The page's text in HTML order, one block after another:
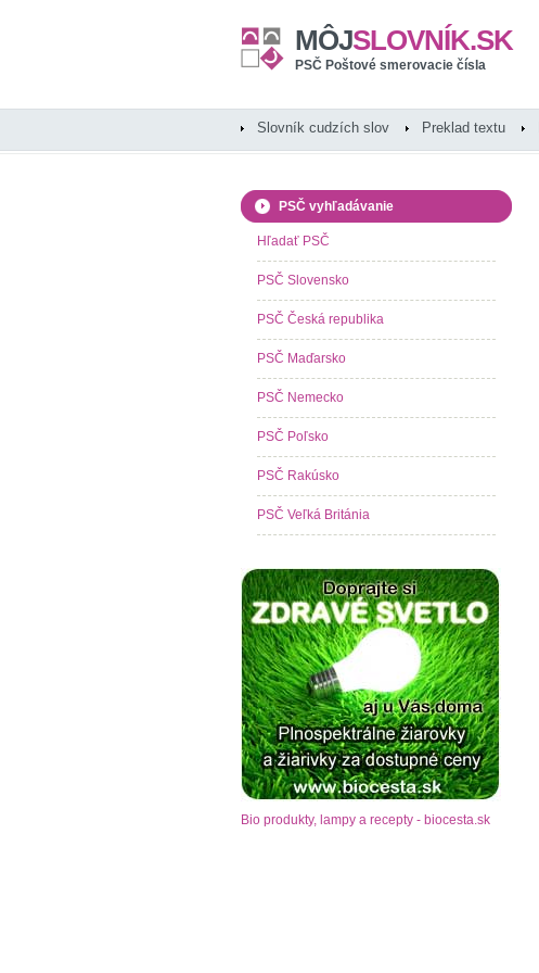
MÔJSLOVNÍK.SK
PSČ Poštové smerovacie čísla
Slovník cudzích slov Preklad textu
PSČ vyhľadávanie
Hľadať PSČ
PSČ Slovensko
PSČ Česká republika
PSČ Maďarsko
PSČ Nemecko
PSČ Poľsko
PSČ Rakúsko
PSČ Veľká Británia
Bio produkty, lampy a recepty - biocesta.sk